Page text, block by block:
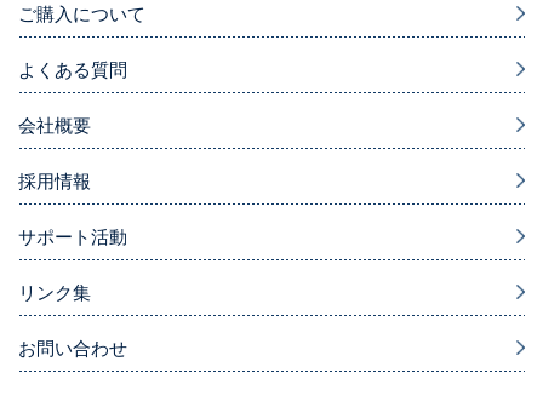
ご購入について
よくある質問
会社概要
採用情報
サポート活動
リンク集
お問い合わせ